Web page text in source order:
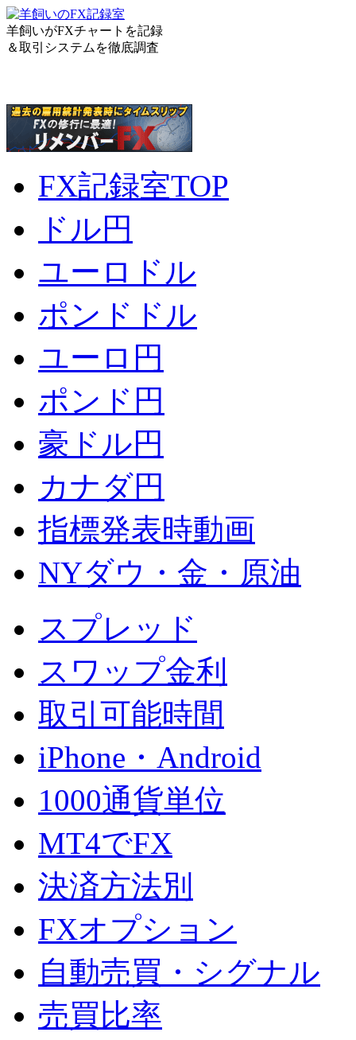
羊飼いがFXチャートを記録
＆取引システムを徹底調査
FX記録室TOP
ドル円
ユーロドル
ポンドドル
ユーロ円
ポンド円
豪ドル円
カナダ円
指標発表時動画
NYダウ・金・原油
スプレッド
スワップ金利
取引可能時間
iPhone・Android
1000通貨単位
MT4でFX
決済方法別
FXオプション
自動売買・シグナル
売買比率